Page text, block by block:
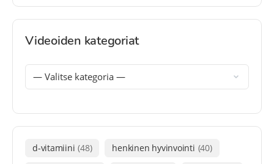
Videoiden kategoriat
d-vitamiini (48) henkinen hyvinvointi (40)